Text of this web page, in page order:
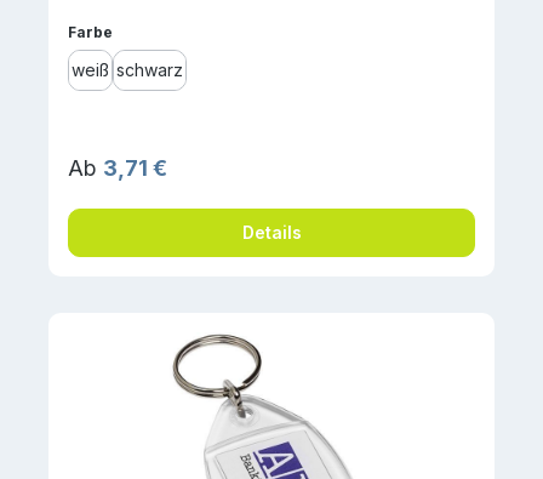
Farbe
weiß schwarz
Regulärer Preis:
Ab 3,71 €
Details